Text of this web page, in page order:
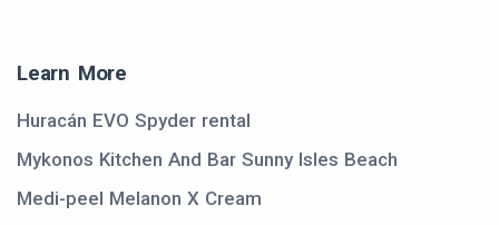
Learn More
Huracán EVO Spyder rental
Mykonos Kitchen And Bar Sunny Isles Beach
Medi-peel Melanon X Cream